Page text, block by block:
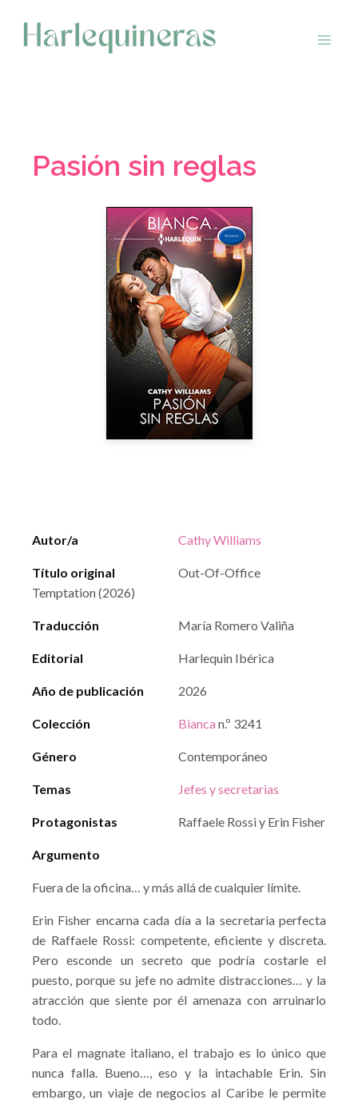
contenido
Pasión sin reglas
Autor/a Cathy Williams
Título original
Out-Of-Office
Temptation (2026)
Traducción María Romero Valiña
Editorial Harlequin Ibérica
Año de publicación 2026
Colección Bianca n.º 3241
Género Contemporáneo
Temas Jefes y secretarias
Protagonistas Raffaele Rossi y Erin Fisher
Argumento
Fuera de la oficina… y más allá de cualquier límite.
Erin Fisher encarna cada día a la secretaria perfecta
de Raffaele Rossi: competente, eficiente y discreta.
Pero esconde un secreto que podría costarle el
puesto, porque su jefe no admite distracciones… y la
atracción que siente por él amenaza con arruinarlo
todo.
Para el magnate italiano, el trabajo es lo único que
nunca falla. Bueno…, eso y la intachable Erin. Sin
embargo, un viaje de negocios al Caribe le permite